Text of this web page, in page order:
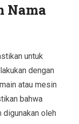
Nama
untuk
dengan
atau mesin
bahwa
oleh